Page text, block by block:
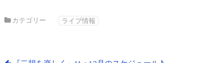
カテゴリー ライブ情報